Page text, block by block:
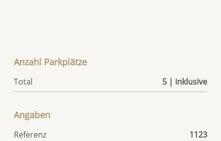
Anzahl Parkplätze
Total 5 | inklusive
Angaben
Referenz
1123